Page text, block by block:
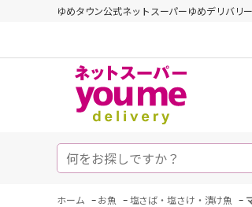
ゆめタウン公式ネットスーパーゆめデリバリ
ホーム - お魚 - 塩さば・塩さけ・漬け魚 -